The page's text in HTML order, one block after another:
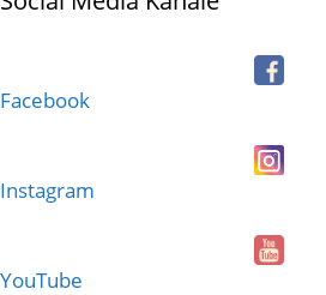
Facebook
Instagram
YouTube